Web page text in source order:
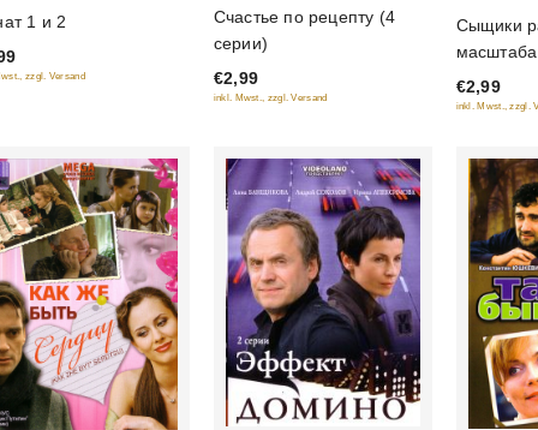
1 и 2
zzgl. Versand
of
5
Счастье по рецепту (4
серии)
€2,99
inkl. Mwst., zzgl. Versand
of
5
Сыщики
масштаба
€2,99
inkl. Mwst., zzgl.